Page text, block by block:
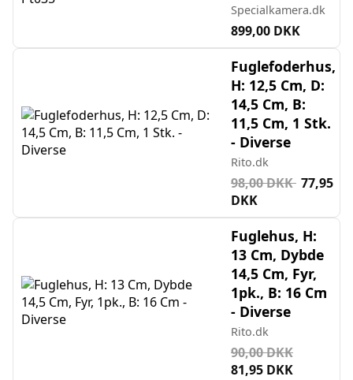
Specialkamera.dk
899,00 DKK
Fuglefoderhus,
H: 12,5 Cm, D:
14,5 Cm, B:
11,5 Cm, 1 Stk.
- Diverse
Rito.dk
98,00 DKK 77,95
DKK
Fuglehus, H:
13 Cm, Dybde
14,5 Cm, Fyr,
1pk., B: 16 Cm
- Diverse
Rito.dk
90,00 DKK
81,95 DKK